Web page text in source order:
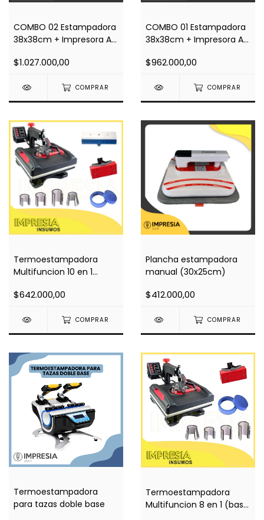
COMBO 02 Estampadora
38x38cm + Impresora A4
$1.027.000,00
COMPRAR
COMBO 01 Estampadora
38x38cm + Impresora A4
$962.000,00
COMPRAR
Termoestampadora
Multifuncion 10 en 1
$642.000,00
COMPRAR
Plancha estampadora
manual (30x25cm)
$412.000,00
COMPRAR
Termoestampadora
para tazas doble base
Termoestampadora
Multifuncion 8 en 1 (base